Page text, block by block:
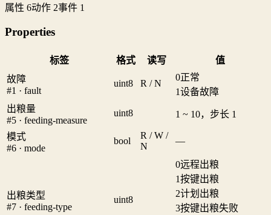
属性 6动作 2事件 1
Properties
标签 格式 读写
值
故障
#1 · fault
uint8 R / N
0正常
1设备故障
出粮量
#5 · feeding-measure
uint8 1 ~ 10，步长 1
模式
#6 · mode
bool
R / W /
N
—
出粮类型
#7 · feeding-type
uint8
0远程出粮
1按键出粮
2计划出粮
3按键出粮失败